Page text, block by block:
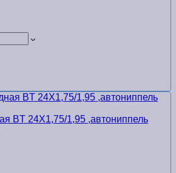
BТ 24Х1,75/1,95 ,автониппель